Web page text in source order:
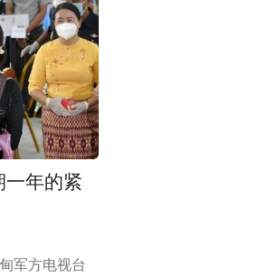
一年的紧
军方电视台